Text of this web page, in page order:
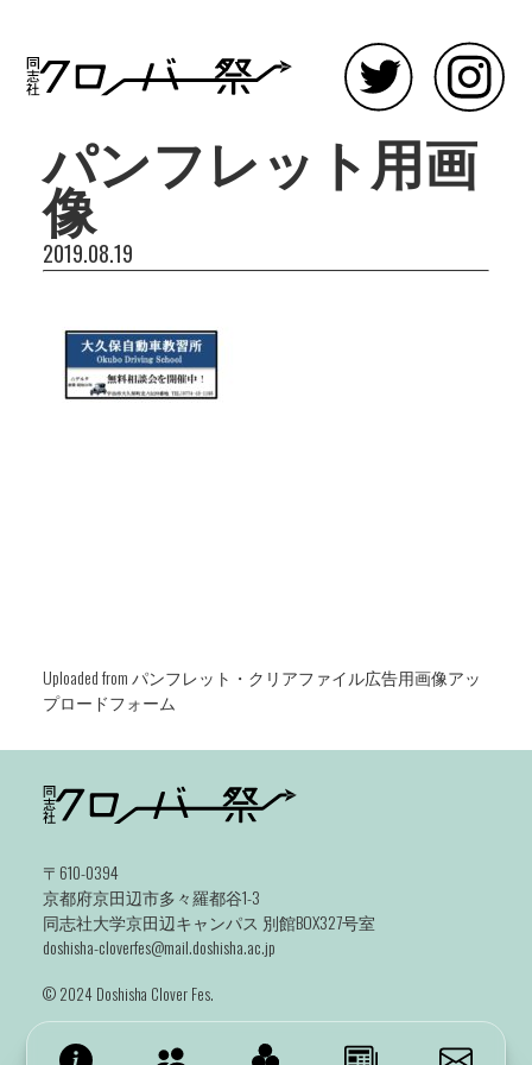
パンフレット用画
像
2019.08.19
Uploaded from パンフレット・クリアファイル広告用画像アッ
プロードフォーム
〒610-0394
京都府京田辺市多々羅都谷1-3
同志社大学京田辺キャンパス 別館BOX327号室
doshisha-cloverfes@mail.doshisha.ac.jp
©️ 2024 Doshisha Clover Fes.